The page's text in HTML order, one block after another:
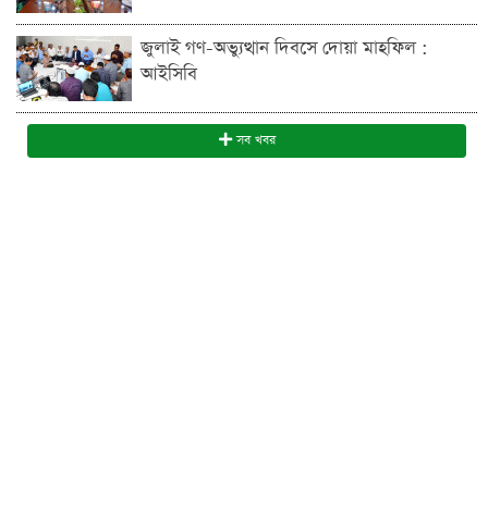
জুলাই গণ-অভ্যুত্থান দিবসে দোয়া মাহফিল :
আইসিবি
সব খবর